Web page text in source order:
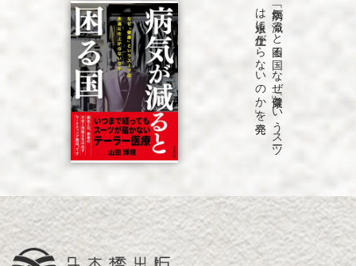
「病気が
減る
と
困る
国
な
ぜ
「健康」と
い
う
ス
ーツ
は
永遠に
仕上が
ら
な
い
の
か
」を
発売